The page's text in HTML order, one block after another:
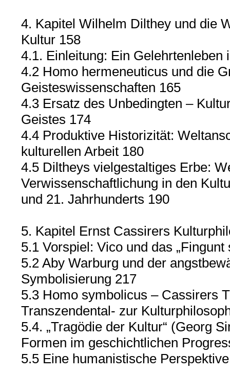
4. Kapitel Wilhelm Dilthey und die
Kultur 158
4.1. Einleitung: Ein Gelehrtenleben
4.2 Homo hermeneuticus und die
Geisteswissenschaften 165
4.3 Ersatz des Unbedingten –
Geistes 174
4.4 Produktive Historizität:
kulturellen Arbeit 180
4.5 Diltheys vielgestaltiges Erbe:
Verwissenschaftlichung in den
und 21. Jahrhunderts 190
5. Kapitel Ernst Cassirers
5.1 Vorspiel: Vico und das
5.2 Aby Warburg und der
Symbolisierung 217
5.3 Homo symbolicus – Cassirers
Transzendental- zur
5.4. „Tragödie der Kultur“ (Georg
Formen im geschichtlichen
5.5 Eine humanistische